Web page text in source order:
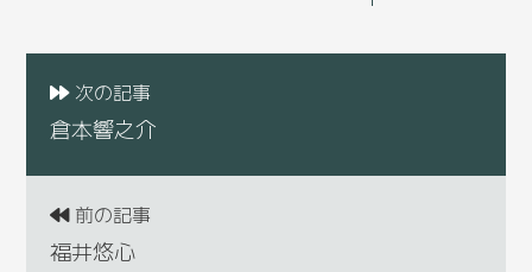
次の記事
倉本響之介
前の記事
福井悠心